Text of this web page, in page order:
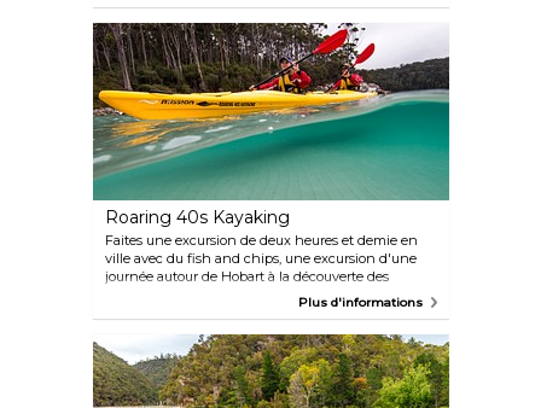
ornent Table Cape.
Roaring 40s Kayaking
Faites une excursion de deux heures et demie en
ville avec du fish and chips, une excursion d'une
journée autour de Hobart à la découverte des
falaises, des grottes et des plages, une expédition de
plusieurs jours dans la nature sauvage de Tasmanie,
ou tentez une aventure dans des paysages
époustouflants en vous éloignant des sentiers
battus de la vie moderne.
Plus d'informations